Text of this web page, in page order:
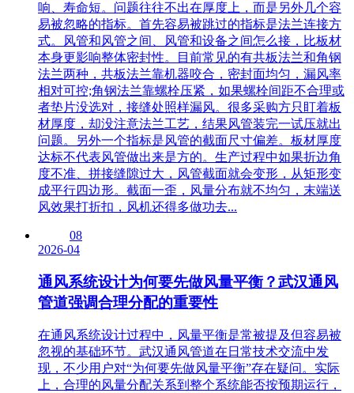
响、寿命短。问题往往不出在厚度上，而是另外几个容
易被忽略的指标。首先容易被跳过的指标是法兰连接方
式。风管和风管之间、风管和设备之间怎么接，比板材
本身更影响整体密封性。目前常见的有共板法兰和角钢
法兰两种，共板法兰靠机器咬合，密封面均匀，漏风率
相对可控;角钢法兰靠螺栓压紧，如果螺栓间距不合理或
者垫片没选对，接缝处照样漏风。很多采购方只盯着板
材厚度，却没注意法兰工艺，结果风管装完一试压就出
问题。另外一个指标是风管的截面尺寸偏差。板材厚度
达标不代表风管做出来是方的。生产过程中如果折边角
度不准、拼接缝隙过大，风管截面就会变形，从矩形变
成平行四边形。截面一歪，风量分布就不均匀，末端送
风效果打折扣，风机还得多做功去...
08
2026-04
通风系统设计为何要先做风量平衡？武汉通风
管道强调合理分配的重要性
在通风系统设计过程中，风量平衡是常被提及但容易被
忽视的基础环节。武汉通风管道在日常技术交流中发
现，不少用户对“为何要先做风量平衡”存在疑问。实际
上，合理的风量分配关系到整个系统能否按预期运行，